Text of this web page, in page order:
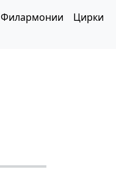
Филармонии Цирки